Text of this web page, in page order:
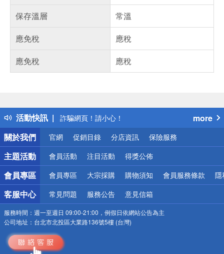
保存溫層
常溫
應免稅
應稅
應免稅
應稅
活動快訊
詐騙網頁！請小心！
得獎公告
偏遠地區配送
詐騙網頁！請小心！
more
關於我們
官網 促銷目錄 分店資訊 保險服務
主題活動 會員活動 注目活動 得獎公佈
會員專區 會員專區 大宗採購 購物須知 會員服務條款 隱
客服中心 常見問題 服務公告 意見信箱
服務時間： 週一至週日 09:00-21:00，例假日依網站公告為主
公司地址： 台北市北投區大業路136號5樓 (台灣)